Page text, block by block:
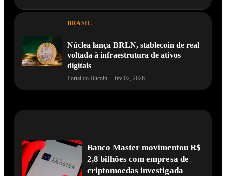
BRASIL
Núclea lança BRLN, stablecoin de real
voltada à infraestrutura de ativos
digitais
Portal do Bitcoin · fev 02, 2026
Banco Master movimentou R$
2,8 bilhões com empresa de
criptomoedas investigada